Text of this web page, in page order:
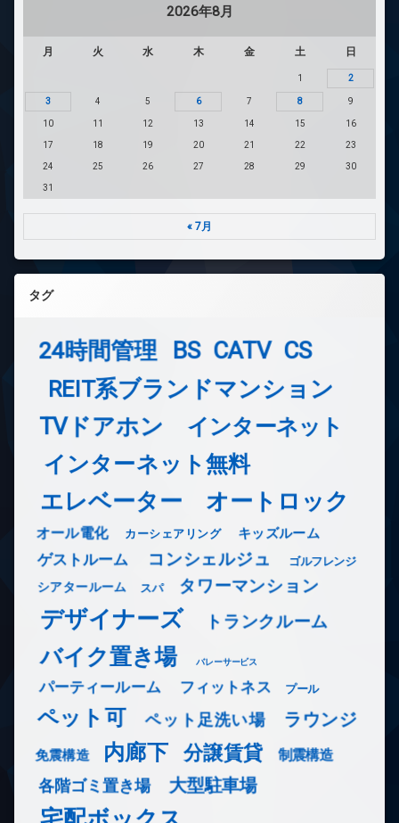
2026年8月
月 火 水 木 金 土 日
1 2
3 4 5 6 7 8 9
10 11 12 13 14 15 16
17 18 19 20 21 22 23
24 25 26 27 28 29 30
31
« 7月
タグ
24時間管理 BS CATV CS
REIT系ブランドマンション
TVドアホン インターネット
インターネット無料
エレベーター オートロック
オール電化 カーシェアリング キッズルーム
ゲストルーム コンシェルジュ ゴルフレンジ
シアタールーム スパ タワーマンション
デザイナーズ トランクルーム
バイク置き場 バレーサービス
パーティールーム フィットネス プール
ペット可 ペット足洗い場 ラウンジ
免震構造 内廊下 分譲賃貸 制震構造
各階ゴミ置き場 大型駐車場